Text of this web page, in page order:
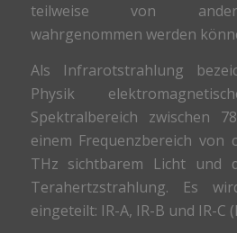
teilweise von
wahrgenommen werden
Als Infrarotstrahlung
Physik
Spektralbereich zwischen
einem Frequenzbereich von
THz sichtbarem Licht und
Terahertzstrahlung. Es
eingeteilt: IR-A, IR-B und IR-C